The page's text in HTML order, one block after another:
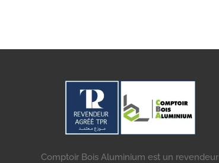
Comptoir Bois Aluminium est un revendeur